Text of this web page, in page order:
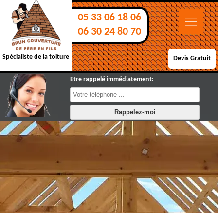
Spécialiste de la toiture
05 33 06 18 06
06 30 24 80 70
Devis Gratuit
Etre rappelé immédiatement: